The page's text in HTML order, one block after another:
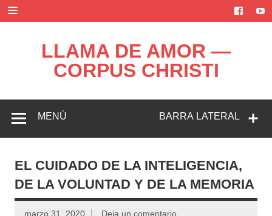
contenido
LLAMA DE AMOR —
CORPUS CHRISTI
BARRA LATERAL
MENÚ
EL CUIDADO DE LA INTELIGENCIA,
DE LA VOLUNTAD Y DE LA MEMORIA
marzo 31, 2020 Deja un comentario